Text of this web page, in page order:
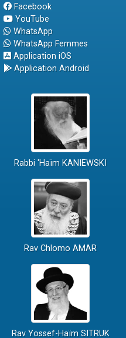
Facebook
YouTube
WhatsApp
WhatsApp Femmes
Application iOS
Application Android
Rabbi 'Haïm KANIEWSKI
Rav Chlomo AMAR
Rav Yossef-Haïm SITRUK